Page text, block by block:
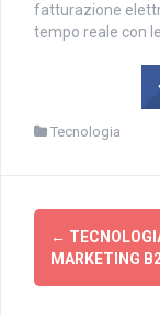
fatturazione
tempo reale con
Tecnologia
articolo
←
MARKETING